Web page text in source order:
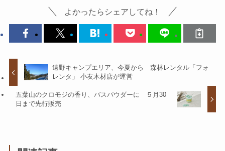
よかったらシェアしてね！
遠野キャンプエリア、今夏から 森林レンタル「フォ
レンタ」 小友木材店が運営
五葉山のクロモジの香り、バスパウダーに ５月30
日まで先行販売